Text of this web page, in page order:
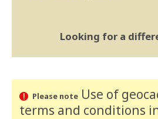
Looking for a
Please noteUse of
terms and conditions